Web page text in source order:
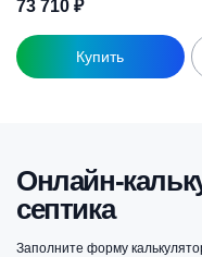
73 710 ₽
Онлайн-
септика
Заполните форму